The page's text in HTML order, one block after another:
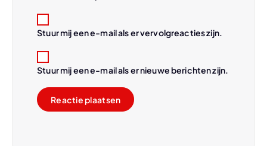
Stuur mij een e-mail als er vervolgreacties zijn.
Stuur mij een e-mail als er nieuwe berichten zijn.